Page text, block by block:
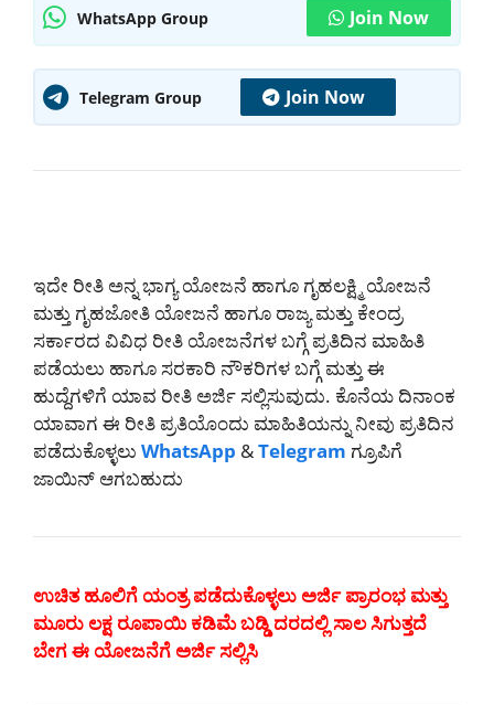
WhatsApp Group Join Now
Telegram Group Join Now
ಇದೇ ರೀತಿ ಅನ್ನ ಭಾಗ್ಯ ಯೋಜನೆ ಹಾಗೂ ಗೃಹಲಕ್ಷ್ಮಿ ಯೋಜನೆ
ಮತ್ತು ಗೃಹಜೋತಿ ಯೋಜನೆ ಹಾಗೂ ರಾಜ್ಯ ಮತ್ತು ಕೇಂದ್ರ
ಸರ್ಕಾರದ ವಿವಿಧ ರೀತಿ ಯೋಜನೆಗಳ ಬಗ್ಗೆ ಪ್ರತಿದಿನ ಮಾಹಿತಿ
ಪಡೆಯಲು ಹಾಗೂ ಸರಕಾರಿ ನೌಕರಿಗಳ ಬಗ್ಗೆ ಮತ್ತು ಈ
ಹುದ್ದೆಗಳಿಗೆ ಯಾವ ರೀತಿ ಅರ್ಜಿ ಸಲ್ಲಿಸುವುದು. ಕೊನೆಯ ದಿನಾಂಕ
ಯಾವಾಗ ಈ ರೀತಿ ಪ್ರತಿಯೊಂದು ಮಾಹಿತಿಯನ್ನು ನೀವು ಪ್ರತಿದಿನ
ಪಡೆದುಕೊಳ್ಳಲು WhatsApp &Telegram ಗ್ರೂಪಿಗೆ
ಜಾಯಿನ್ ಆಗಬಹುದು
ಉಚಿತ ಹೂಲಿಗೆ ಯಂತ್ರ ಪಡೆದುಕೊಳ್ಳಲು ಅರ್ಜಿ ಪ್ರಾರಂಭ ಮತ್ತು
ಮೂರು ಲಕ್ಷ ರೂಪಾಯಿ ಕಡಿಮೆ ಬಡ್ಡಿ ದರದಲ್ಲಿ ಸಾಲ ಸಿಗುತ್ತದೆ
ಬೇಗ ಈ ಯೋಜನೆಗೆ ಅರ್ಜಿ ಸಲ್ಲಿಸಿ